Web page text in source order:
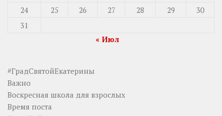
24
25 26 27 28 29
30
31
« Июл
#ГрадСвятойЕкатерины
Важно
Воскресная школа для взрослых
Время поста